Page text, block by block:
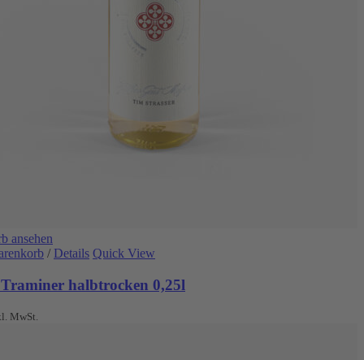
ansehen
/ Details Quick View
halbtrocken 0,25l
MwSt.